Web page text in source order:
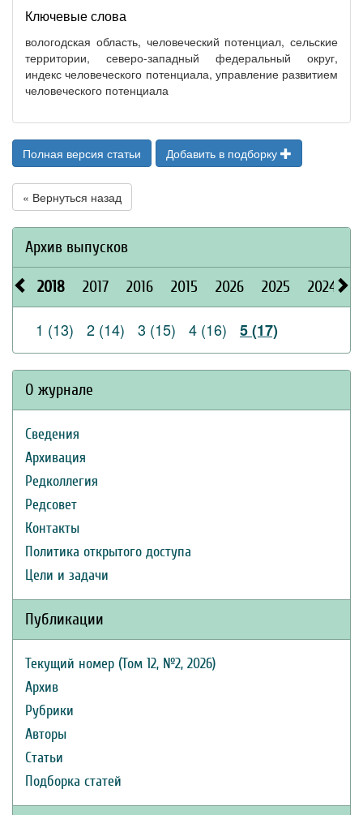
Ключевые слова
вологодская область, человеческий потенциал, сельские
территории, северо-западный федеральный округ,
индекс человеческого потенциала, управление развитием
человеческого потенциала
Полная версия статьи Добавить в подборку
« Вернуться назад
Архив выпусков
2018 2017 2016 2015 2026 2025 2024
1 (13) 2 (14) 3 (15) 4 (16) 5 (17)
О журнале
Сведения
Архивация
Редколлегия
Редсовет
Контакты
Политика открытого доступа
Цели и задачи
Публикации
Текущий номер (Том 12, №2, 2026)
Архив
Рубрики
Авторы
Статьи
Подборка статей